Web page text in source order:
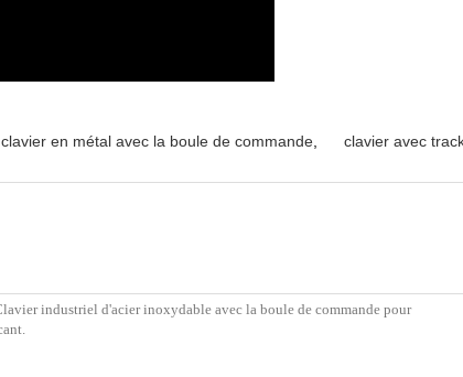
clavier en métal avec la boule de commande clavier avec